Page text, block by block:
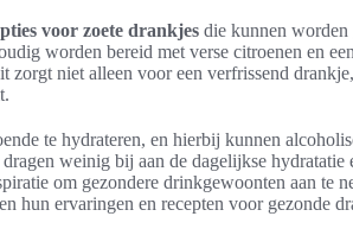
voor zoete drankjes die kunnen worden
worden bereid met verse citroenen en
zorgt niet alleen voor een verfrissend
te hydrateren, en hierbij kunnen
weinig bij aan de dagelijkse
om gezondere drinkgewoonten aan te
hun ervaringen en recepten voor gezonde